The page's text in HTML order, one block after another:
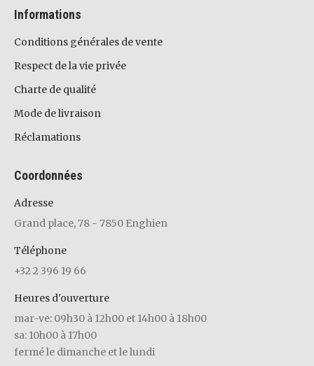
Informations
Conditions générales de vente
Respect de la vie privée
Charte de qualité
Mode de livraison
Réclamations
Coordonnées
Adresse
Grand place, 78 - 7850 Enghien
Téléphone
+32 2 396 19 66
Heures d'ouverture
mar-ve: 09h30 à 12h00 et 14h00 à 18h00
sa: 10h00 à 17h00
fermé le dimanche et le lundi